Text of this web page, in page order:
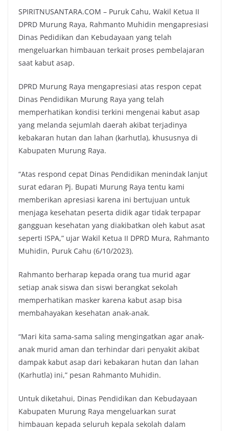
SPIRITNUSANTARA.COM – Puruk Cahu, Wakil Ketua II
DPRD Murung Raya, Rahmanto Muhidin mengapresiasi
Dinas Pedidikan dan Kebudayaan yang telah
mengeluarkan himbauan terkait proses pembelajaran
saat kabut asap.
DPRD Murung Raya mengapresiasi atas respon cepat
Dinas Pendidikan Murung Raya yang telah
memperhatikan kondisi terkini mengenai kabut asap
yang melanda sejumlah daerah akibat terjadinya
kebakaran hutan dan lahan (karhutla), khususnya di
Kabupaten Murung Raya.
“Atas respond cepat Dinas Pendidikan menindak lanjut
surat edaran Pj. Bupati Murung Raya tentu kami
memberikan apresiasi karena ini bertujuan untuk
menjaga kesehatan peserta didik agar tidak terpapar
gangguan kesehatan yang diakibatkan oleh kabut asat
seperti ISPA,” ujar Wakil Ketua II DPRD Mura, Rahmanto
Muhidin, Puruk Cahu (6/10/2023).
Rahmanto berharap kepada orang tua murid agar
setiap anak siswa dan siswi berangkat sekolah
memperhatikan masker karena kabut asap bisa
membahayakan kesehatan anak-anak.
“Mari kita sama-sama saling mengingatkan agar anak-
anak murid aman dan terhindar dari penyakit akibat
dampak kabut asap dari kebakaran hutan dan lahan
(Karhutla) ini,” pesan Rahmanto Muhidin.
Untuk diketahui, Dinas Pendidikan dan Kebudayaan
Kabupaten Murung Raya mengeluarkan surat
himbauan kepada seluruh kepala sekolah dalam